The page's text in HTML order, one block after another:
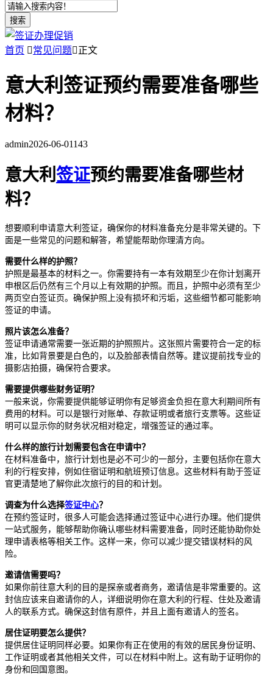
搜索
首页 常见问题正文
意大利签证预约需要准备哪些
材料？
admin2026-06-01143
意大利签证预约需要准备哪些材
料？
想要顺利申请意大利签证，确保你的材料准备充分是非常关键的。下
面是一些常见的问题和解答，希望能帮助你理清方向。
需要什么样的护照？
护照是最基本的材料之一。你需要持有一本有效期至少在你计划离开
申根区后仍然有三个月以上有效期的护照。而且，护照中必须有至少
两页空白签证页。确保护照上没有损坏和污垢，这些细节都可能影响
签证的申请。
照片该怎么准备？
签证申请通常需要一张近期的护照照片。这张照片需要符合一定的标
准，比如背景要是白色的，以及脸部表情自然等。建议提前找专业的
摄影店拍摄，确保符合要求。
需要提供哪些财务证明？
一般来说，你需要提供能够证明你有足够资金负担在意大利期间所有
费用的材料。可以是银行对账单、存款证明或者旅行支票等。这些证
明可以显示你的财务状况相对稳定，增强签证的通过率。
什么样的旅行计划需要包含在申请中？
在材料准备中，旅行计划也是必不可少的一部分，主要包括你在意大
利的行程安排，例如住宿证明和航班预订信息。这些材料有助于签证
官更清楚地了解你此次旅行的目的和计划。
调查为什么选择签证中心？
在预约签证时，很多人可能会选择通过签证中心进行办理。他们提供
一站式服务，能够帮助你确认哪些材料需要准备，同时还能协助你处
理申请表格等相关工作。这样一来，你可以减少提交错误材料的风
险。
邀请信需要吗？
如果你前往意大利的目的是探亲或者商务，邀请信是非常重要的。这
封信应该来自邀请你的人，详细说明你在意大利的行程、住处及邀请
人的联系方式。确保这封信有原件，并且上面有邀请人的签名。
居住证明要怎么提供？
提供居住证明同样必要。如果你有正在使用的有效的居民身份证明、
工作证明或者其他相关文件，可以在材料中附上。这有助于证明你的
身份和回国意图。